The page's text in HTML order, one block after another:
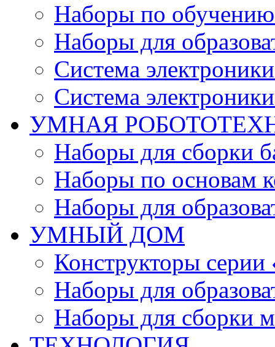
Наборы по
Наборы для
Система
Система
УМНАЯ
Наборы для сборки
Наборы по основам
Наборы для
УМНЫЙ ДОМ
Конструкторы
Наборы для
Наборы для сборки